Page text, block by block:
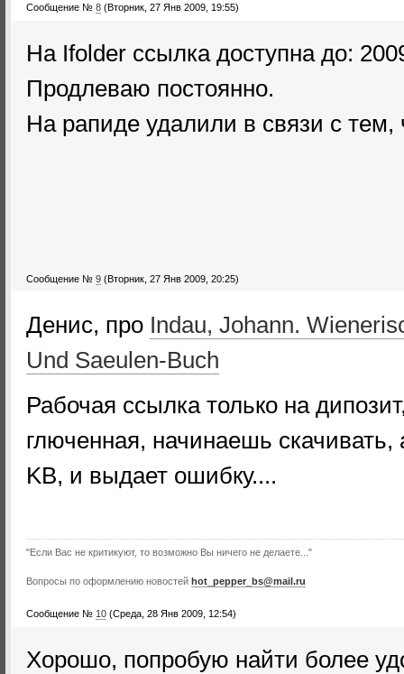
Сообщение № 8 (Вторник, 27 Янв 2009, 19:55)
На Ifolder ссылка доступна до:
Продлеваю постоянно.
На рапиде удалили в связи с тем,
Сообщение № 9 (Вторник, 27 Янв 2009, 20:25)
Денис, про Indau, Johann.
Und Saeulen-Buch
Рабочая ссылка только на
глюченная, начинаешь
KB, и выдает ошибку....
"Если Вас не критикуют, то возможно Вы ничего не делаете..."
Вопросы по оформлению новостей hot_pepper_bs@mail.ru
Сообщение № 10 (Среда, 28 Янв 2009, 12:54)
Хорошо, попробую найти более